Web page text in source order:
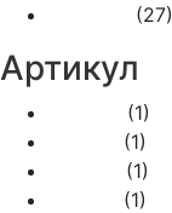
(27)
Артикул
(1)
(1)
(1)
(1)